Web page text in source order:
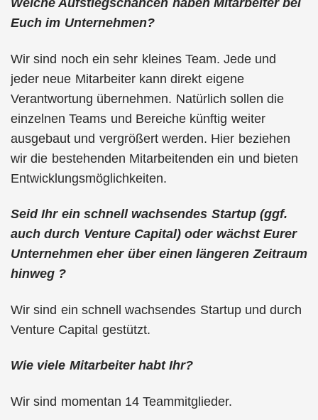
Welche Aufstiegschancen haben Mitarbeiter bei
Euch im Unternehmen?
Wir sind noch ein sehr kleines Team. Jede und
jeder neue Mitarbeiter kann direkt eigene
Verantwortung übernehmen. Natürlich sollen die
einzelnen Teams und Bereiche künftig weiter
ausgebaut und vergrößert werden. Hier beziehen
wir die bestehenden Mitarbeitenden ein und bieten
Entwicklungsmöglichkeiten.
Seid Ihr ein schnell wachsendes Startup (ggf.
auch durch Venture Capital) oder wächst Eurer
Unternehmen eher über einen längeren Zeitraum
hinweg ?
Wir sind ein schnell wachsendes Startup und durch
Venture Capital gestützt.
Wie viele Mitarbeiter habt Ihr?
Wir sind momentan 14 Teammitglieder.